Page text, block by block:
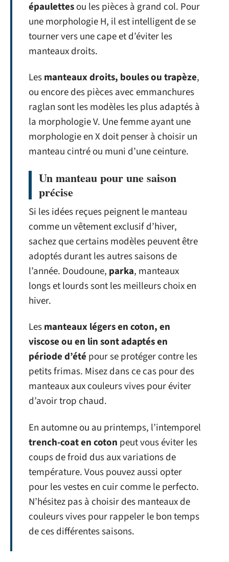
épaulettesou les pièces à grand col. Pour
une morphologie H, il est intelligent de se
tourner vers une cape et d’éviter les
manteaux droits.
Lesmanteaux droits, boules ou trapèze,
ou encore des pièces avec emmanchures
raglan sont les modèles les plus adaptés à
la morphologie V. Une femme ayant une
morphologie en X doit penser à choisir un
manteau cintré ou muni d’une ceinture.
Un manteau pour une saison
précise
Si les idées reçues peignent le manteau
comme un vêtement exclusif d’hiver,
sachez que certains modèles peuvent être
adoptés durant les autres saisons de
l’année. Doudoune, parka, manteaux
longs et lourds sont les meilleurs choix en
hiver.
Lesmanteaux légers en coton, en
viscose ou en lin sont adaptés en
période d’été pour se protéger contre les
petits frimas. Misez dans ce cas pour des
manteaux aux couleurs vives pour éviter
d’avoir trop chaud.
En automne ou au printemps, l’intemporel
trench-coat en coton peut vous éviter les
coups de froid dus aux variations de
température. Vous pouvez aussi opter
pour les vestes en cuir comme le perfecto.
N’hésitez pas à choisir des manteaux de
couleurs vives pour rappeler le bon temps
de ces différentes saisons.